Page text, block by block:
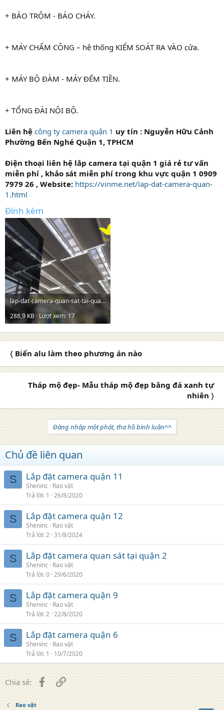
+ BÁO TRỘM - BÁO CHÁY.
+ MÁY CHẤM CÔNG – hệ thống KIỂM SOÁT RA VÀO cửa.
+ MÁY BỘ ĐÀM - MÁY ĐẾM TIỀN.
+ TỔNG ĐÀI NỘI BỘ.
Liên hệ công ty camera quận 1 uy tín : Nguyễn Hữu Cảnh
Phường Bến Nghé Quận 1, TPHCM
Điện thoại liên hệ lắp camera tại quận 1 giá rẻ tư vấn
miễn phí , khảo sát miễn phí trong khu vực quận 1 0909
7979 26 , Website: https://vinme.net/lap-dat-camera-quan-
1.html
Đính kèm
lap-dat-camera-quan-sat-tai-quan-1.jpg
288,9 KB · Lượt xem: 17
〈 Biển alu làm theo phương án nào
Tháp mộ đẹp- Mẫu tháp mộ đẹp bằng đá xanh tự
nhiên 〉
Đăng nhập một phát, tha hồ bình luận^^
Chủ đề liên quan
S Lắp đặt camera quận 11
Sheninc
Rao vặt
Trả lời 1 26/8/2020
S Lắp đặt camera quận 12
Sheninc
Rao vặt
Trả lời 2 31/8/2024
S Lắp đặt camera quan sát tại quận 2
Sheninc
Rao vặt
Trả lời 0 29/6/2020
S Lắp đặt camera quận 9
Sheninc
Rao vặt
Trả lời 2 22/8/2020
S Lắp đặt camera quận 6
Sheninc
Rao vặt
Trả lời 1 10/7/2020
Chia sẻ: FacebookLiên kết
Rao vặt